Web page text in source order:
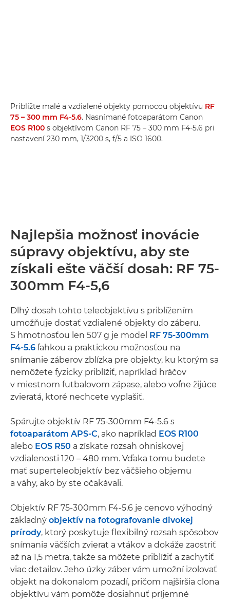
Priblížte malé a vzdialené objekty pomocou objektívu RF
75 – 300 mm F4-5.6. Nasnímané fotoaparátom Canon
EOS R100 s objektívom Canon RF 75 – 300 mm F4-5.6 pri
nastavení 230 mm, 1/3200 s, f/5 a ISO 1600.
Najlepšia možnosť inovácie
súpravy objektívu, aby ste
získali ešte väčší dosah: RF 75-
300mm F4-5,6
Dlhý dosah tohto teleobjektívu s priblížením
umožňuje dostať vzdialené objekty do záberu.
S hmotnosťou len 507 g je model RF 75-300mm
F4-5.6 ľahkou a praktickou možnosťou na
snímanie záberov zblízka pre objekty, ku ktorým sa
nemôžete fyzicky priblížiť, napríklad hráčov
v miestnom futbalovom zápase, alebo voľne žijúce
zvieratá, ktoré nechcete vyplašiť.
Spárujte objektív RF 75-300mm F4-5.6 s
fotoaparátom APS-C, ako napríklad EOS R100
alebo EOS R50 a získate rozsah ohniskovej
vzdialenosti 120 –⁠⁠⁠⁠⁠⁠ 480 mm. Vďaka tomu budete
mať superteleobjektív bez väčšieho objemu
a váhy, ako by ste očakávali.
Objektív RF 75-300mm F4-5.6 je cenovo výhodný
základný objektív na fotografovanie divokej
prírody, ktorý poskytuje flexibilný rozsah spôsobov
snímania väčších zvierat a vtákov a dokáže zaostriť
až na 1,5 metra, takže sa môžete priblížiť a zachytiť
viac detailov. Jeho úzky záber vám umožní izolovať
objekt na dokonalom pozadí, pričom najširšia clona
objektívu vám pomôže dosiahnuť príjemné